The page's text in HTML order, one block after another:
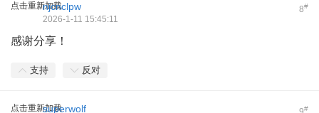
点击重新加载 8#
njcnclpw
2026-1-11 15:45:11
感谢分享！
支持 反对
点击重新加载 #
superwolf